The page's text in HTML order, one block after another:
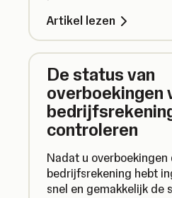
Artikel lezen
De status van
overboekingen
controleren
Nadat u overboekingen
bedrijfsrekening hebt
snel en gemakkelijk de